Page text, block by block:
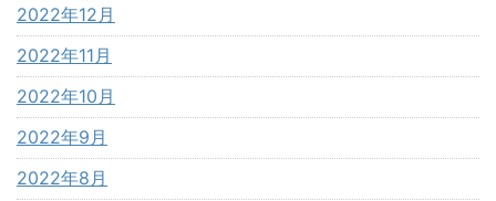
2022年12月
2022年11月
2022年10月
2022年9月
2022年8月